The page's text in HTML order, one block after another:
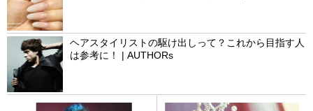
ヘアスタイリストの駆け出しって？これから目指す人
は参考に！ | AUTHORs